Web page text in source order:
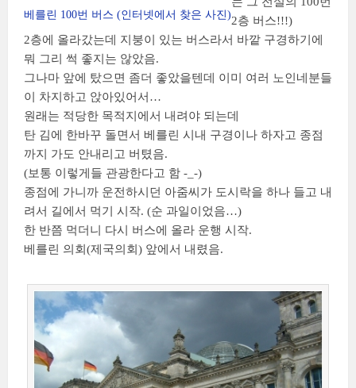
베를린 100번 버스 (인터넷에서 찾은 사진)2층 버스!!!)
2층에 올라갔는데 지붕이 있는 버스라서 바깥 구경하기에
뭐 그리 썩 좋지는 않았음.
그나마 앞에 탔으면 좀더 좋았을텐데 이미 여러 노인네분들
이 차지하고 앉아있어서…
원래는 적당한 목적지에서 내려야 되는데
탄 김에 한바꾸 돌면서 베를린 시내 구경이나 하자고 종점
까지 가도 안내리고 버텼음.
(보통 이렇게들 관광한다고 함 -_-)
종점에 가니까 운전하시던 아줌씨가 도시락을 하나 들고 내
려서 길에서 먹기 시작. (순 과일이었음…)
한 반쯤 먹더니 다시 버스에 올라 운행 시작.
베를린 의회(제국의회) 앞에서 내렸음.